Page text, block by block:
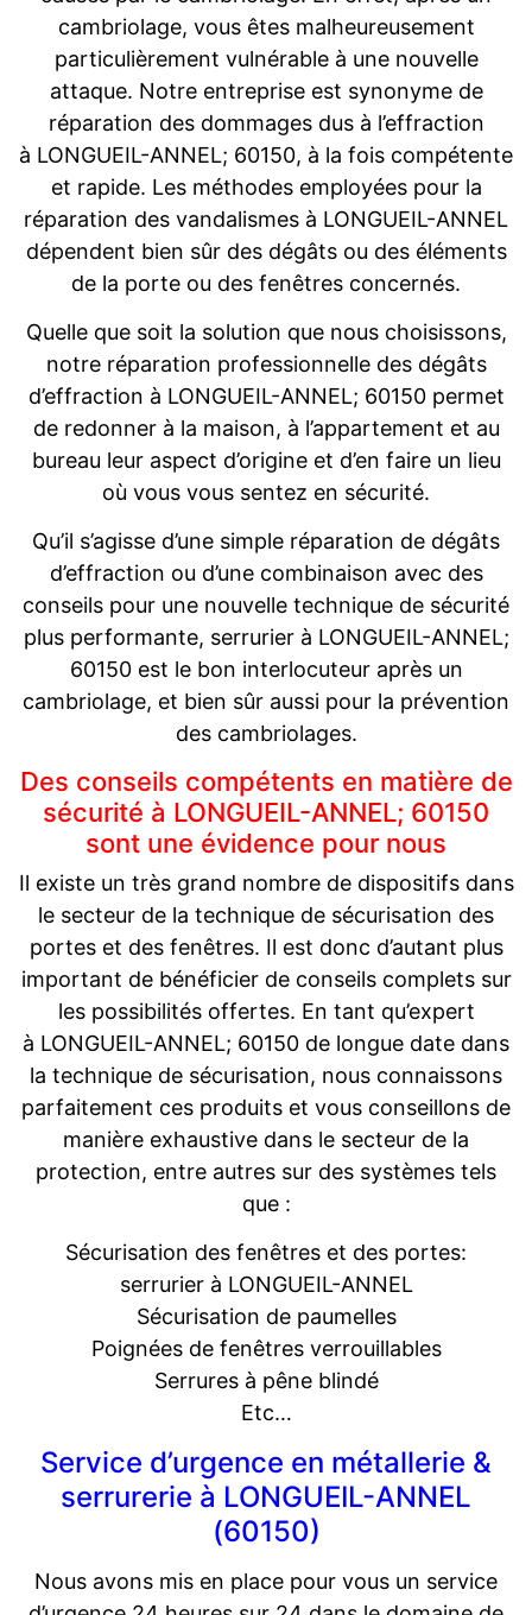
cambriolage, vous êtes malheureusement
particulièrement vulnérable à une nouvelle
attaque. Notre entreprise est synonyme de
réparation des dommages dus à l’effraction
à LONGUEIL-ANNEL; 60150, à la fois compétente
et rapide. Les méthodes employées pour la
réparation des vandalismes à LONGUEIL-ANNEL
dépendent bien sûr des dégâts ou des éléments
de la porte ou des fenêtres concernés.
Quelle que soit la solution que nous choisissons,
notre réparation professionnelle des dégâts
d’effraction à LONGUEIL-ANNEL; 60150 permet
de redonner à la maison, à l’appartement et au
bureau leur aspect d’origine et d’en faire un lieu
où vous vous sentez en sécurité.
Qu’il s’agisse d’une simple réparation de dégâts
d’effraction ou d’une combinaison avec des
conseils pour une nouvelle technique de sécurité
plus performante, serrurier à LONGUEIL-ANNEL;
60150 est le bon interlocuteur après un
cambriolage, et bien sûr aussi pour la prévention
des cambriolages.
Des conseils compétents en matière de
sécurité à LONGUEIL-ANNEL; 60150
sont une évidence pour nous
Il existe un très grand nombre de dispositifs dans
le secteur de la technique de sécurisation des
portes et des fenêtres. Il est donc d’autant plus
important de bénéficier de conseils complets sur
les possibilités offertes. En tant qu’expert
à LONGUEIL-ANNEL; 60150 de longue date dans
la technique de sécurisation, nous connaissons
parfaitement ces produits et vous conseillons de
manière exhaustive dans le secteur de la
protection, entre autres sur des systèmes tels
que :
Sécurisation des fenêtres et des portes:
serrurier à LONGUEIL-ANNEL
Sécurisation de paumelles
Poignées de fenêtres verrouillables
Serrures à pêne blindé
Etc…
Service d’urgence en métallerie &
serrurerie à LONGUEIL-ANNEL
(60150)
Nous avons mis en place pour vous un service